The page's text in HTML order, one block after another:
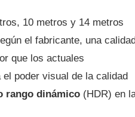
10 metros y 14 metros
el fabricante, una
que los actuales
poder visual de la calidad
rango dinámico (HDR) en